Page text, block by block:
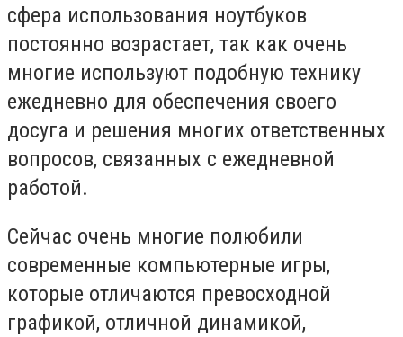
сфера использования ноутбуков
постоянно возрастает, так как очень
многие используют подобную технику
ежедневно для обеспечения своего
досуга и решения многих ответственных
вопросов, связанных с ежедневной
работой.
Сейчас очень многие полюбили
современные компьютерные игры,
которые отличаются превосходной
графикой, отличной динамикой,